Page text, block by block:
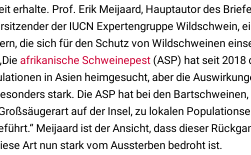
erhalte. Prof. Erik Meijaard, Hauptautor des
der IUCN Expertengruppe Wildschwein,
die sich für den Schutz von Wildschweinen
afrikanische Schweinepest (ASP) hat seit 2018
in Asien heimgesucht, aber die
stark. Die ASP hat bei den
auf der Insel, zu lokalen
Meijaard ist der Ansicht, dass dieser
Art nun stark vom Aussterben bedroht ist.